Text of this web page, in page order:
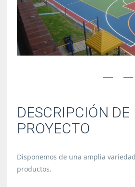
DESCRIPCIÓN DE
PROYECTO
Disponemos de una amplia
productos.